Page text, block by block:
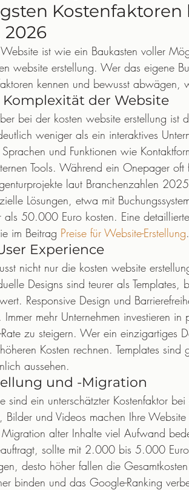
Kostenfaktoren
2026
ist wie ein Baukasten voller
website erstellung. Wer das eigene
kennen und bewusst abwägen,
der Website
bei der kosten website erstellung ist
weniger als ein interaktives
und Funktionen wie
Tools. Während ein Onepager
laut Branchenzahlen
Lösungen, etwa mit
als 50.000 Euro kosten. Eine
im Beitrag Preise für Website-Erstellung.
Experience
nicht nur die kosten website
Designs sind teurer als Templates,
Responsive Design und
Immer mehr Unternehmen investieren
zu steigern. Wer ein einzigartiges
Kosten rechnen. Templates sind
aussehen.
und -Migration
sind ein unterschätzter Kostenfaktor
Bilder und Videos machen Ihre
alter Inhalte viel Aufwand
sollte mit 2.000 bis 5.000
desto höher fallen die
binden und das Google-Ranking